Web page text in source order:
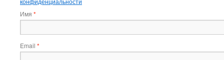
Имя *
Email *